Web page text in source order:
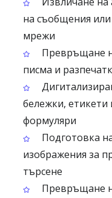
на съобщения
мрежи
Превръщане
писма и
бележки, етикети
формуляри
Подготовка
изображения за
търсене
Превръщане